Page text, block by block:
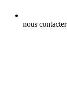
nous contacter